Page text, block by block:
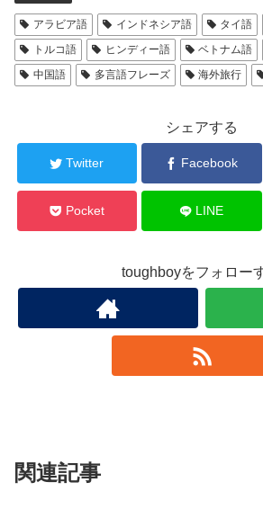
アラビア語 インドネシア語 タイ語
トルコ語
ヒンディー語 ベトナム語
中国語
多言語フレーズ 海外旅行
シェアする
Twitter Facebook
Pocket LINE
toughboyをフォロー
関連記事